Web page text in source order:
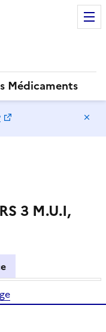
Médicaments
3 M.U.I,